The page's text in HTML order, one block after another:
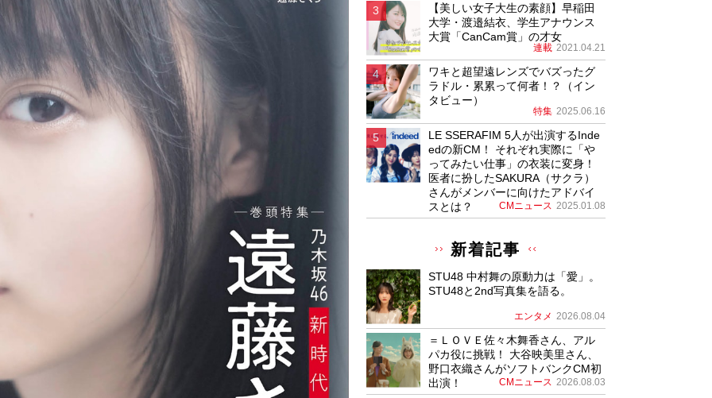
【美しい女子大生の素顔】早稲田
大学・渡邉結衣、学生アナウンス
大賞「CanCam賞」の才女
連載 2021.04.21
ワキと超望遠レンズでバズったグ
ラドル・累累って何者！？（イン
タビュー）
特集 2025.06.16
LE SSERAFIM 5人が出演するInde
edの新CM！ それぞれ実際に「や
ってみたい仕事」の衣装に変身！
医者に扮したSAKURA（サクラ）
さんがメンバーに向けたアドバイ
スとは？
CMニュース 2025.01.08
新着記事
STU48 中村舞の原動力は「愛」。
STU48と2nd写真集を語る。
エンタメ 2026.08.04
＝ＬＯＶＥ佐々木舞香さん、アル
パカ役に挑戦！ 大谷映美里さん、
野口衣織さんがソフトバンクCM初
出演！
CMニュース 2026.08.03